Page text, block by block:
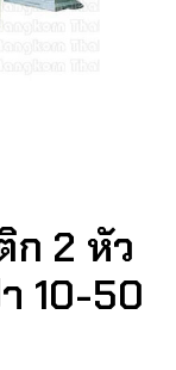
ก 2 หัว
10-50